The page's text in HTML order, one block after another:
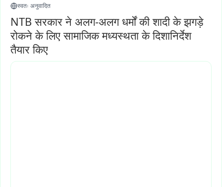
स्वतः अनुवादित
NTB सरकार ने अलग-अलग धर्मों की शादी के झगड़े
रोकने के लिए सामाजिक मध्यस्थता के दिशानिर्देश
तैयार किए